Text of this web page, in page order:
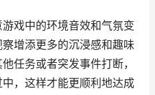
戏中的环境音效和气氛变
增添更多的沉浸感和趣味
任务或者突发事件打断，
，这样才能更顺利地达成